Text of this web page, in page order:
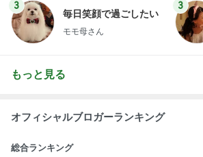
3
毎日笑顔で過ごしたい
モモ母さん
3
もっと見る
オフィシャルブロガーランキング
総合ランキング